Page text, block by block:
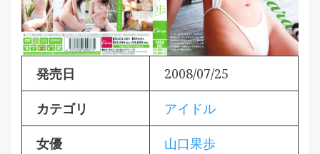
発売日 2008/07/25
カテゴリ アイドル
女優 山口果歩